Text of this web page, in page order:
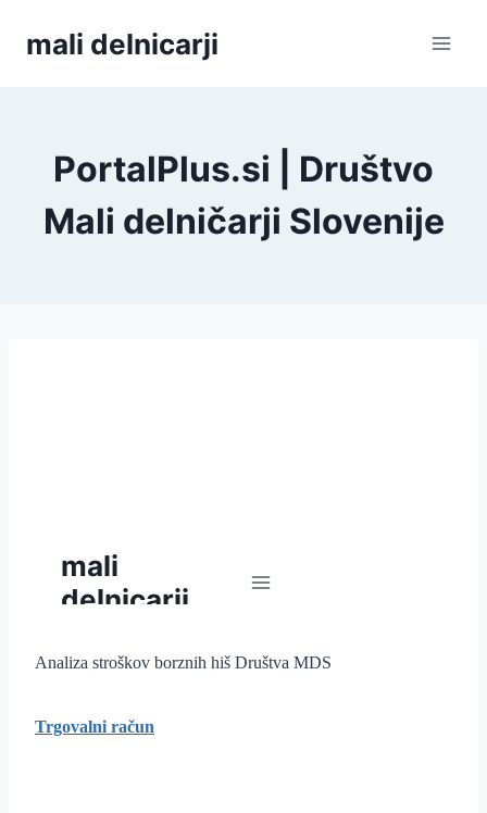
mali delnicarji
PortalPlus.si | Društvo
Mali delničarji Slovenije
Analiza stroškov borznih hiš Društva MDS
Trgovalni račun